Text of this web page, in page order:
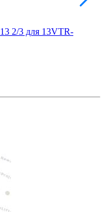
2/3 для 13VTR-